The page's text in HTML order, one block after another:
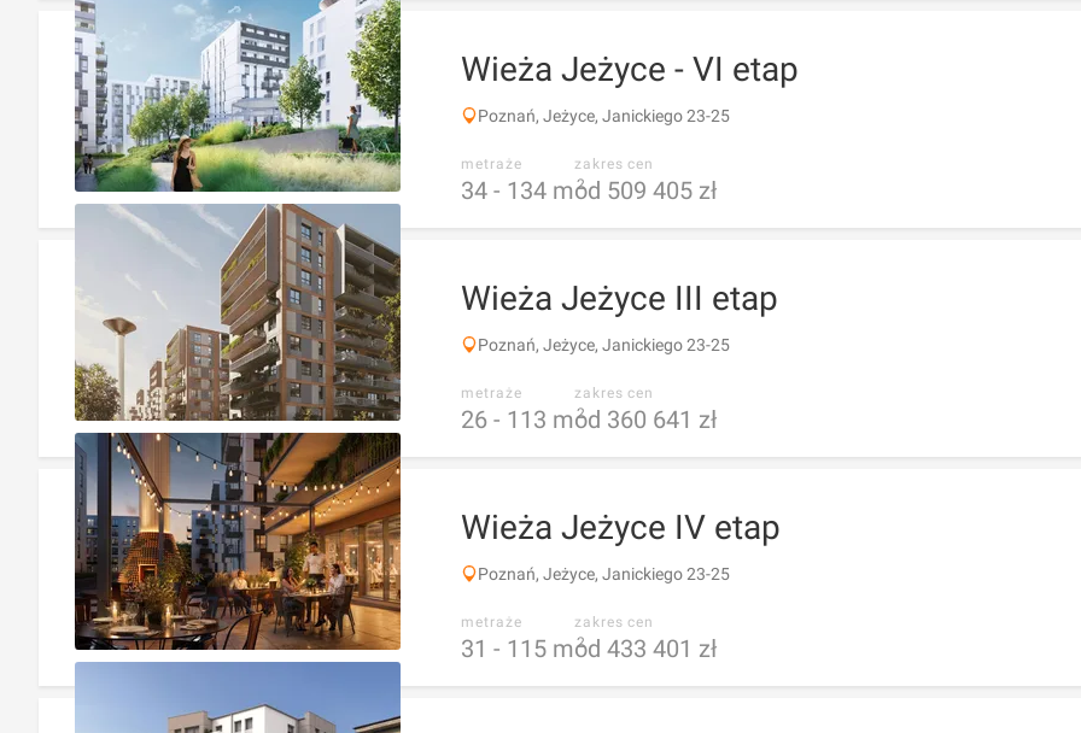
Wieża Jeżyce - VI etap
Poznań, Jeżyce, Janickiego 23-25
metraże
34 - 134 m 2
zakres cen
od 509 405 zł
Wieża Jeżyce III etap
Poznań, Jeżyce, Janickiego 23-25
metraże
26 - 113 m 2
zakres cen
od 360 641 zł
Wieża Jeżyce IV etap
Poznań, Jeżyce, Janickiego 23-25
metraże
31 - 115 m 2
zakres cen
od 433 401 zł